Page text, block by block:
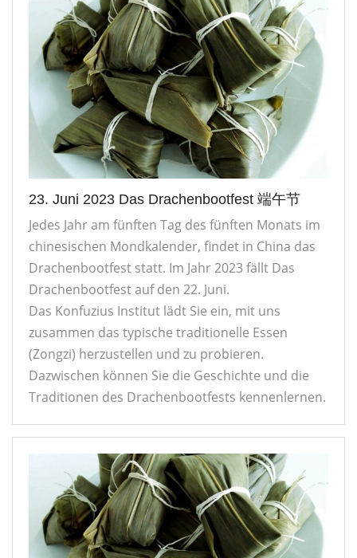
23. Juni 2023 Das Drachenbootfest 端午节
Jedes Jahr am fünften Tag des fünften Monats im
chinesischen Mondkalender, findet in China das
Drachenbootfest statt. Im Jahr 2023 fällt Das
Drachenbootfest auf den 22. Juni.
Das Konfuzius Institut lädt Sie ein, mit uns
zusammen das typische traditionelle Essen
(Zongzi) herzustellen und zu probieren.
Dazwischen können Sie die Geschichte und die
Traditionen des Drachenbootfests kennenlernen.